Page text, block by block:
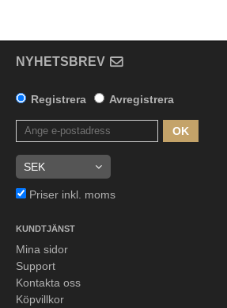
NYHETSBREV
Registrera Avregistrera
OK
Priser inkl. moms
KUNDTJÄNST
Mina sidor
Support
Kontakta oss
Köpvillkor